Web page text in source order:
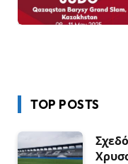
TOP POSTS